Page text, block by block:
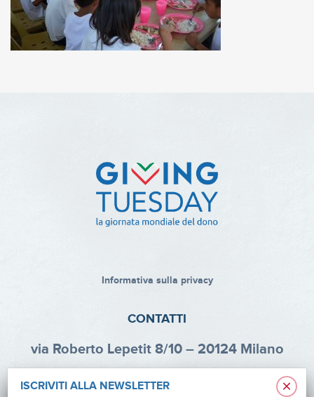
Informativa sulla privacy
CONTATTI
via Roberto Lepetit 8/10 – 20124 Milano
×
ISCRIVITI ALLA NEWSLETTER